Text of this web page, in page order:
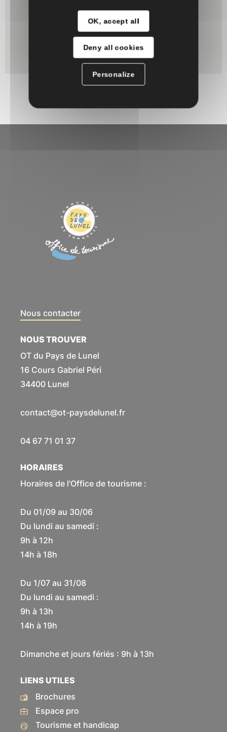
Nous contacter
NOUS TROUVER
OT du Pays de Lunel
16 Cours Gabriel Péri
34400 Lunel
contact@ot-paysdelunel.fr
04 67 71 01 37
HORAIRES
Horaires de l'Office de tourisme :
Du 01/09 au 30/06
Du lundi au samedi :
9h à 12h
14h à 18h
Du 1/07 au 31/08
Du lundi au samedi :
9h à 13h
14h à 19h
Dimanche et jours fériés : 9h à 13h
LIENS UTILES
Brochures
Espace pro
Tourisme et handicap
OK, accept all
Deny all cookies
Personalize